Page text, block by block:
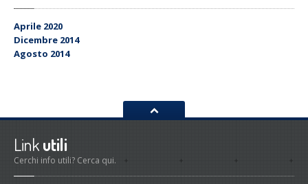
Aprile 2020
Dicembre 2014
Agosto 2014
Linkutili
Cerchi info utili? Cerca qui.